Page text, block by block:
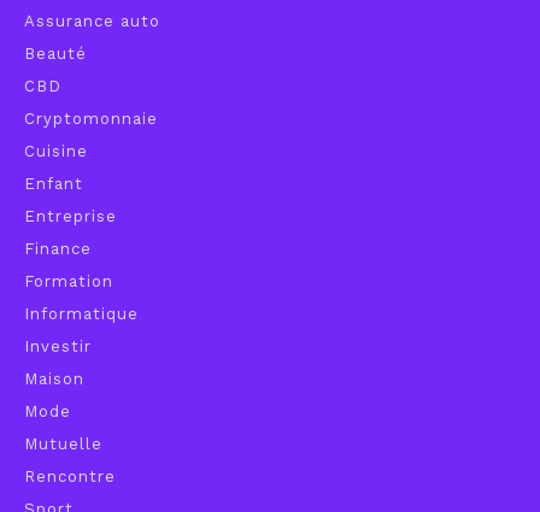
Assurance auto
Beauté
CBD
Cryptomonnaie
Cuisine
Enfant
Entreprise
Finance
Formation
Informatique
Investir
Maison
Mode
Mutuelle
Rencontre